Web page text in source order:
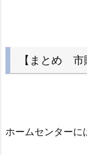
【まとめ 市
ホームセンターに